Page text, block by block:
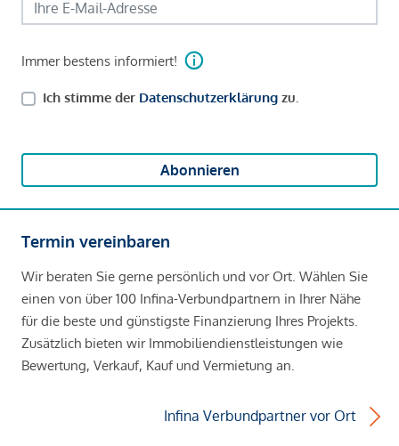
Immer bestens informiert!
Ich stimme der Datenschutzerklärung zu.
Abonnieren
Termin vereinbaren
Wir beraten Sie gerne persönlich und vor Ort. Wählen Sie
einen von über 100 Infina-Verbundpartnern in Ihrer Nähe
für die beste und günstigste Finanzierung Ihres Projekts.
Zusätzlich bieten wir Immobiliendienstleistungen wie
Bewertung, Verkauf, Kauf und Vermietung an.
Infina Verbundpartner vor Ort